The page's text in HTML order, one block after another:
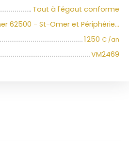
Tout à l'égout conforme
Saint-Omer 62500 - St-Omer et Périphérie immédiate
1 250 € /an
VM2469